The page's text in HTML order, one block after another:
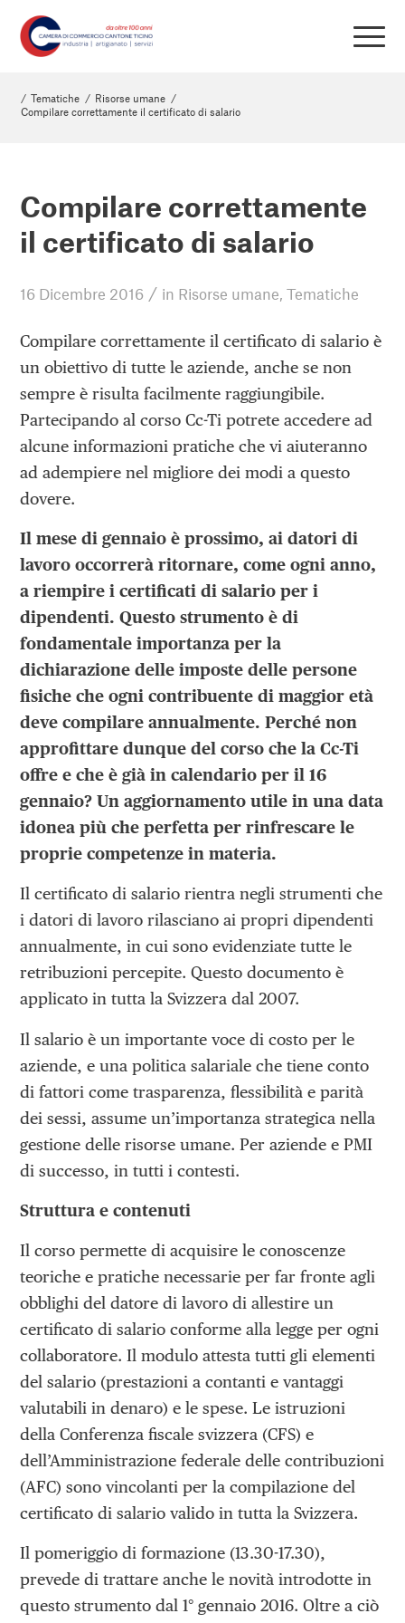
/ Tematiche / Risorse umane /
Compilare correttamente il certificato di salario
Compilare correttamente
il certificato di salario
16 Dicembre 2016 / in Risorse umane,Tematiche
Compilare correttamente il certificato di salario è
un obiettivo di tutte le aziende, anche se non
sempre è risulta facilmente raggiungibile.
Partecipando al corso Cc-Ti potrete accedere ad
alcune informazioni pratiche che vi aiuteranno
ad adempiere nel migliore dei modi a questo
dovere.
Il mese di gennaio è prossimo, ai datori di
lavoro occorrerà ritornare, come ogni anno,
a riempire i certificati di salario per i
dipendenti. Questo strumento è di
fondamentale importanza per la
dichiarazione delle imposte delle persone
fisiche che ogni contribuente di maggior età
deve compilare annualmente. Perché non
approfittare dunque del corso che la Cc-Ti
offre e che è già in calendario per il 16
gennaio? Un aggiornamento utile in una data
idonea più che perfetta per rinfrescare le
proprie competenze in materia.
Il certificato di salario rientra negli strumenti che
i datori di lavoro rilasciano ai propri dipendenti
annualmente, in cui sono evidenziate tutte le
retribuzioni percepite. Questo documento è
applicato in tutta la Svizzera dal 2007.
Il salario è un importante voce di costo per le
aziende, e una politica salariale che tiene conto
di fattori come trasparenza, flessibilità e parità
dei sessi, assume un’importanza strategica nella
gestione delle risorse umane. Per aziende e PMI
di successo, in tutti i contesti.
Struttura e contenuti
Il corso permette di acquisire le conoscenze
teoriche e pratiche necessarie per far fronte agli
obblighi del datore di lavoro di allestire un
certificato di salario conforme alla legge per ogni
collaboratore. Il modulo attesta tutti gli elementi
del salario (prestazioni a contanti e vantaggi
valutabili in denaro) e le spese. Le istruzioni
della Conferenza fiscale svizzera (CFS) e
dell’Amministrazione federale delle contribuzioni
(AFC) sono vincolanti per la compilazione del
certificato di salario valido in tutta la Svizzera.
Il pomeriggio di formazione (13.30-17.30),
prevede di trattare anche le novità introdotte in
questo strumento dal 1° gennaio 2016. Oltre a ciò